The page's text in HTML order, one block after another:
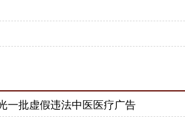
一批虚假违法中医医疗广告